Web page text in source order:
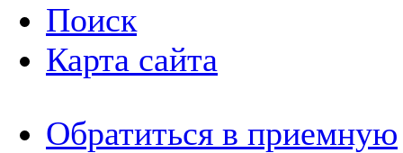
Поиск
Карта сайта
Обратиться в приемную